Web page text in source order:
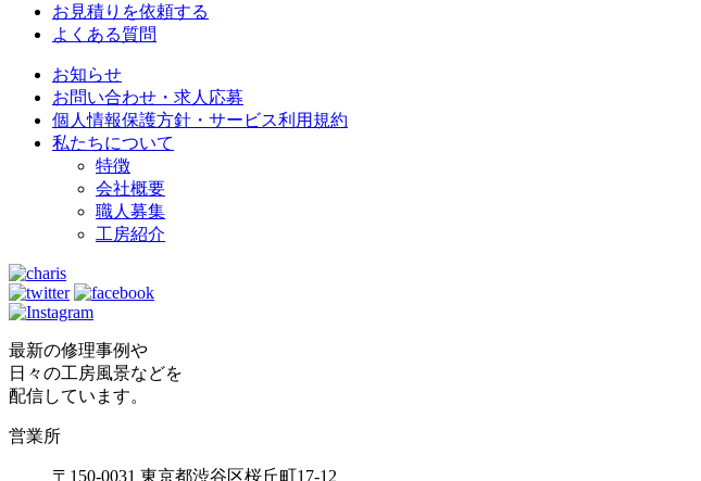
お見積りを依頼する
よくある質問
お知らせ
お問い合わせ・求人応募
個人情報保護方針・サービス利用規約
私たちについて
特徴
会社概要
職人募集
工房紹介
最新の修理事例や
日々の工房風景などを
配信しています。
営業所
〒150-0031 東京都渋谷区桜丘町17-12